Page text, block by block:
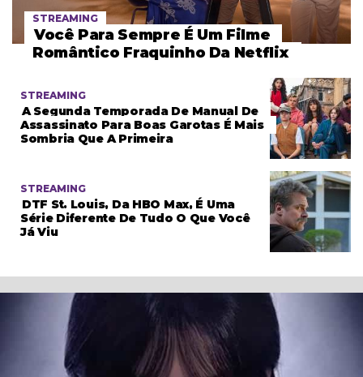
STREAMING
Você Para Sempre É Um Filme
Romântico Fraquinho Da Netflix
STREAMING
A Segunda Temporada De Manual De
Assassinato Para Boas Garotas É Mais
Sombria Que A Primeira
STREAMING
DTF St. Louis, Da HBO Max, É Uma
Série Diferente De Tudo O Que Você
Já Viu